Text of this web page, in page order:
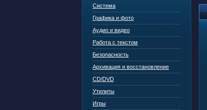
Система
Графика и фото
Аудио и видео
Работа с текстом
Безопасность
Архивация и восстановление
CD/DVD
Утилиты
Игры